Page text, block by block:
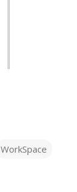
WorkSpace